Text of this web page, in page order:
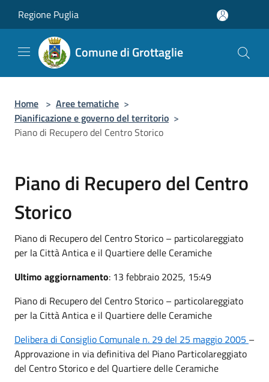
Regione Puglia
Comune di Grottaglie
Home > Aree tematiche >
Pianificazione e governo del territorio >
Piano di Recupero del Centro Storico
Piano di Recupero del Centro
Storico
Piano di Recupero del Centro Storico – particolareggiato
per la Città Antica e il Quartiere delle Ceramiche
Ultimo aggiornamento: 13 febbraio 2025, 15:49
Piano di Recupero del Centro Storico – particolareggiato
per la Città Antica e il Quartiere delle Ceramiche
Delibera di Consiglio Comunale n. 29 del 25 maggio 2005 –
Approvazione in via definitiva del Piano Particolareggiato
del Centro Storico e del Quartiere delle Ceramiche